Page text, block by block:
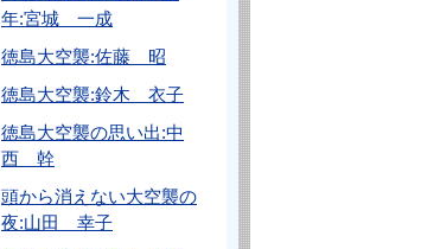
年:宮城 一成
徳島大空襲:佐藤 昭
徳島大空襲:鈴木 衣子
徳島大空襲の思い出:中
西 幹
頭から消えない大空襲の
夜:山田 幸子